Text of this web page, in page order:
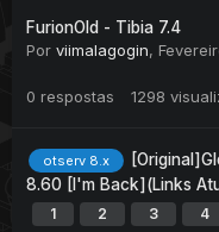
FurionOld - Tibia 7.4
Por viimalagogin,
0 respostas 1298
otserv 8.x
8.60 [I'm Back](Links
1 2 3 4